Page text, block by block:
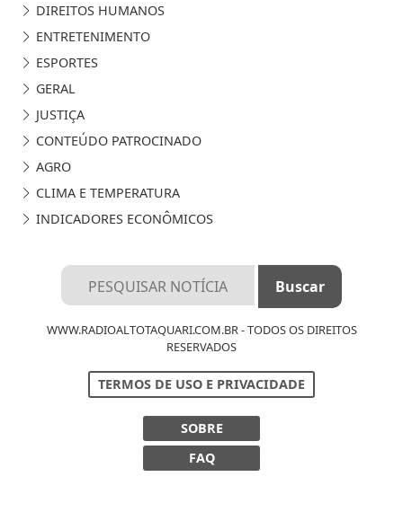
DIREITOS HUMANOS
ENTRETENIMENTO
ESPORTES
GERAL
JUSTIÇA
CONTEÚDO PATROCINADO
AGRO
CLIMA E TEMPERATURA
INDICADORES ECONÔMICOS
WWW.RADIOALTOTAQUARI.COM.BR - TODOS OS DIREITOS
RESERVADOS
TERMOS DE USO E PRIVACIDADE
SOBRE
FAQ
Termos de Uso e Privacidade
Esse site utiliza cookies para melhorar sua
experiência de navegação. Ao continuar o acesso,